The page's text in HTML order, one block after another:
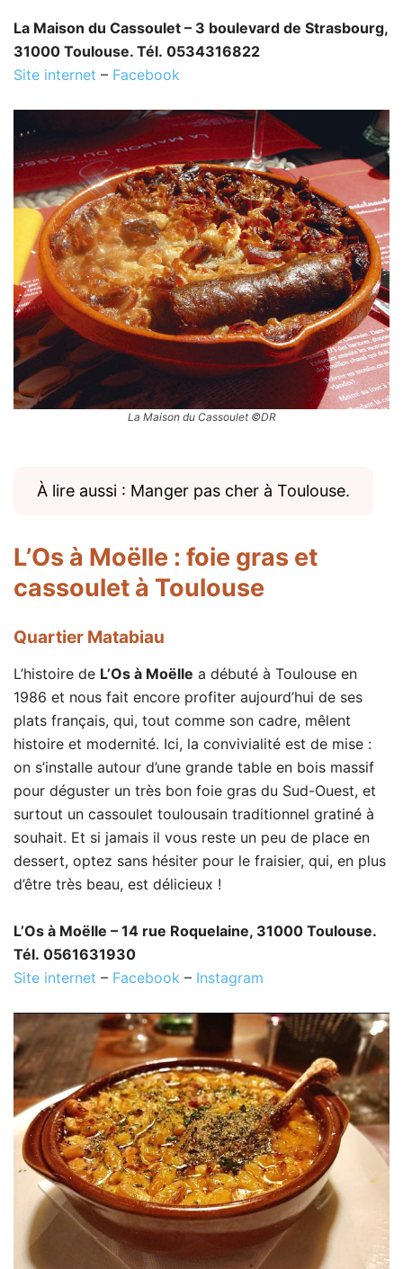
La Maison du Cassoulet – 3 boulevard de Strasbourg,
31000 Toulouse. Tél. 0534316822
Site internet – Facebook
La Maison du Cassoulet ©DR
À lire aussi : Manger pas cher à Toulouse.
L’Os à Moëlle : foie gras et
cassoulet à Toulouse
Quartier Matabiau
L’histoire de L’Os à Moëlle a débuté à Toulouse en
1986 et nous fait encore profiter aujourd’hui de ses
plats français, qui, tout comme son cadre, mêlent
histoire et modernité. Ici, la convivialité est de mise :
on s’installe autour d’une grande table en bois massif
pour déguster un très bon foie gras du Sud-Ouest, et
surtout un cassoulet toulousain traditionnel gratiné à
souhait. Et si jamais il vous reste un peu de place en
dessert, optez sans hésiter pour le fraisier, qui, en plus
d’être très beau, est délicieux !
L’Os à Moëlle – 14 rue Roquelaine, 31000 Toulouse.
Tél. 0561631930
Site internet – Facebook – Instagram